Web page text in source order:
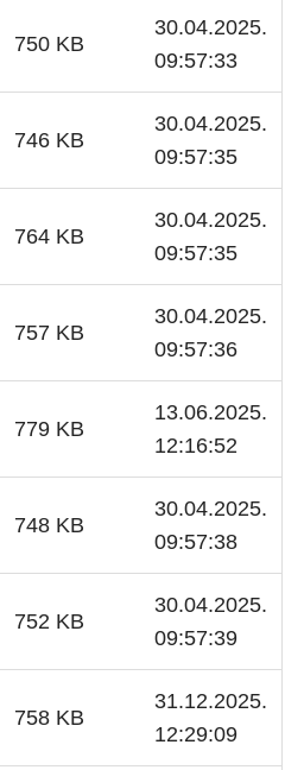
750 KB
30.04.2025.
09:57:33
746 KB
30.04.2025.
09:57:35
764 KB
30.04.2025.
09:57:35
757 KB
30.04.2025.
09:57:36
779 KB
13.06.2025.
12:16:52
748 KB
30.04.2025.
09:57:38
752 KB
30.04.2025.
09:57:39
758 KB
31.12.2025.
12:29:09